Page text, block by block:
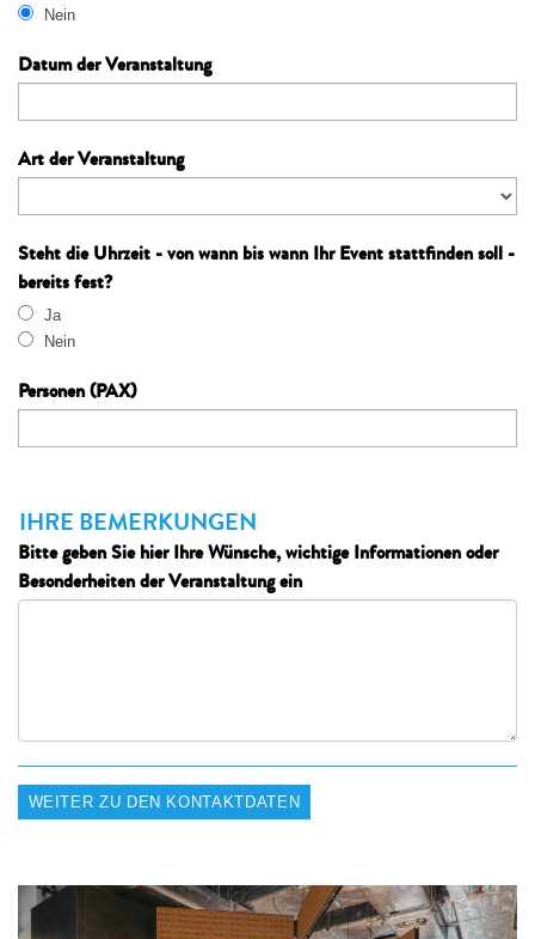
Nein
Datum der Veranstaltung
Art der Veranstaltung
Steht die Uhrzeit - von wann bis wann Ihr Event stattfinden soll -
bereits fest?
Ja
Nein
Personen (PAX)
IHRE BEMERKUNGEN
Bitte geben Sie hier Ihre Wünsche, wichtige Informationen oder
Besonderheiten der Veranstaltung ein
WEITER ZU DEN KONTAKTDATEN